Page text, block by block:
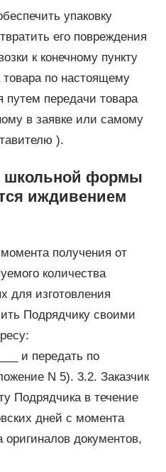
упаковку
его повреждения
к конечному пункту
товара по настоящему
путем передачи товара
в заявке или самому
).
школьной формы
иждивением
получения от
количества
для изготовления
Подрядчику своими
и передать по
N 5). 3.2. Заказчик
Подрядчика в течение
дней с момента
документов,